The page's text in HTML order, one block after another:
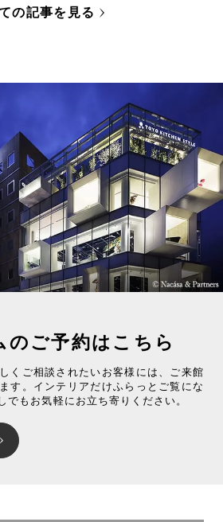
の記事を見る
のご予約はこちら
くご相談されたいお客様には、ご来館
す。インテリアだけふらっとご覧にな
でもお気軽にお立ち寄りください。